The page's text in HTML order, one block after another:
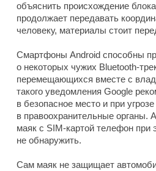
объяснить происхождение
продолжает передавать
человеку, материалы стоит
Смартфоны Android способны
о некоторых чужих Bluetooth-
перемещающихся вместе с
такого уведомления Google
в безопасное место и при
в правоохранительные органы.
маяк с SIM-картой телефон при
не обнаружить.
Сам маяк не защищает